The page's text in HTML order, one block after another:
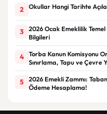
2 Okullar Hangi Tarihte
3
2026 Ocak Emeklilik
Bilgileri
4
Torba Kanun Komisyonu
Sınırlama, Tapu ve Çevre
5
2026 Emekli Zammı:
Ödeme Hesaplama!